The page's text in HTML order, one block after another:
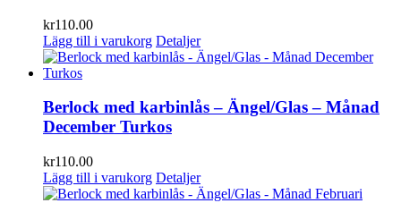
kr110.00
Lägg till i varukorg Detaljer
Berlock med karbinlås – Ängel/Glas – Månad
December Turkos
kr110.00
Lägg till i varukorg Detaljer